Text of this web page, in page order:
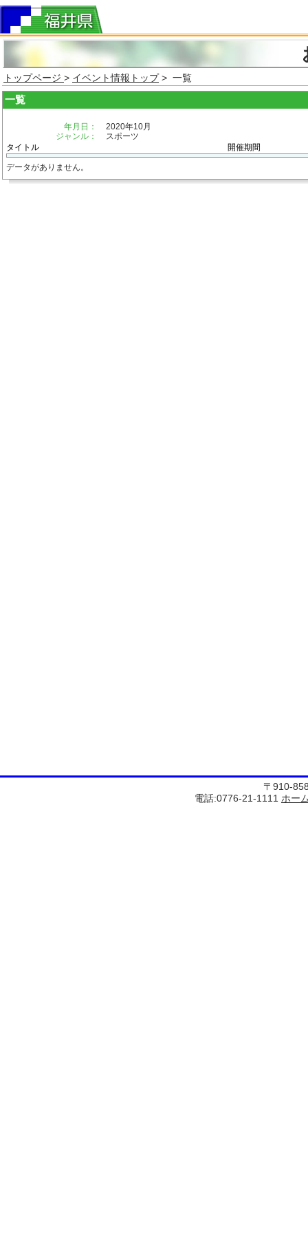
トップページ > イベント情報トップ> 一覧
一覧
年月日：
2020年10月
ジャンル：
スポーツ
タイトル
開催期間
データがありません。
〒910-
電話:0776-21-1111 ホー